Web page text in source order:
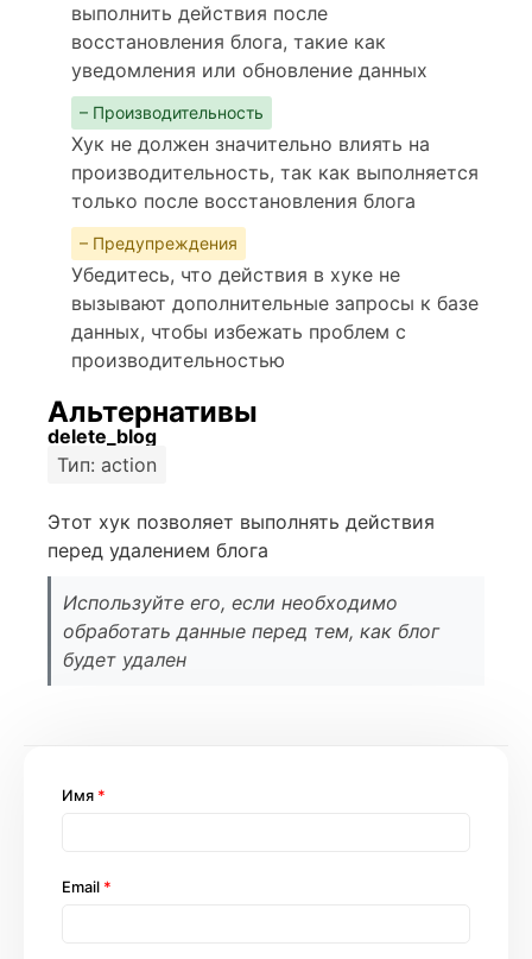
выполнить действия после
восстановления блога, такие как
уведомления или обновление данных
– Производительность
Хук не должен значительно влиять на
производительность, так как выполняется
только после восстановления блога
– Предупреждения
Убедитесь, что действия в хуке не
вызывают дополнительные запросы к базе
данных, чтобы избежать проблем с
производительностью
Альтернативы
delete_blog
Тип: action
Этот хук позволяет выполнять действия
перед удалением блога
Используйте его, если необходимо
обработать данные перед тем, как блог
будет удален
Имя *
Email *